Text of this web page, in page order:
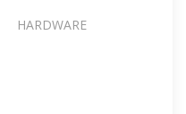
HARDWARE